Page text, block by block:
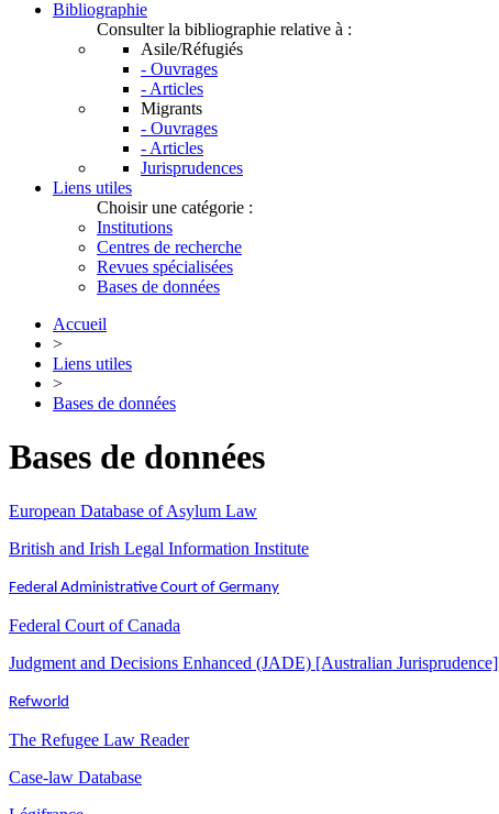
Bibliographie
Consulter la bibliographie relative à :
Asile/Réfugiés
- Ouvrages
- Articles
Migrants
- Ouvrages
- Articles
Jurisprudences
Liens utiles
Choisir une catégorie :
Institutions
Centres de recherche
Revues spécialisées
Bases de données
Accueil
>
Liens utiles
>
Bases de données
Bases de données
European Database of Asylum Law
British and Irish Legal Information Institute
Federal Administrative Court of Germany
Federal Court of Canada
Judgment and Decisions Enhanced (JADE) [Australian Jurisprudence]
Refworld
The Refugee Law Reader
Case-law Database